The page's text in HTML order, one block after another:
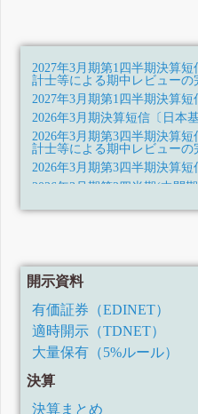
2027年3月期第1四半期決算
計士等による期中レビューの
2027年3月期第1四半期決算
2026年3月期決算短信〔日本
2026年3月期第3四半期決算
計士等による期中レビューの
2026年3月期第3四半期決算
2026年3月期第2四半期(中間
計士等による期中レビューの
2025年3月期通期業績予想と
に関するお知らせ
2025年3月期第3四半期決算
計士等による期中レビューの
2025年3月期第3四半期決算短
2025年3月期第2四半期(中間
特別損失の計上及び2025年3
と実績との差異並びに通期業
開示資料
有価証券（EDINET）
適時開示（TDNET）
大量保有（5%ルール）
決算
決算まとめ